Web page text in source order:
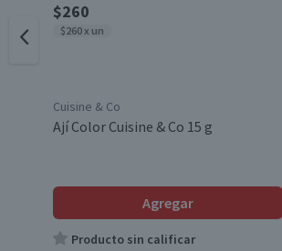
$260
$260 x un
Cuisine & Co
Ají Color Cuisine & Co 15 g
Agregar
Producto sin calificar